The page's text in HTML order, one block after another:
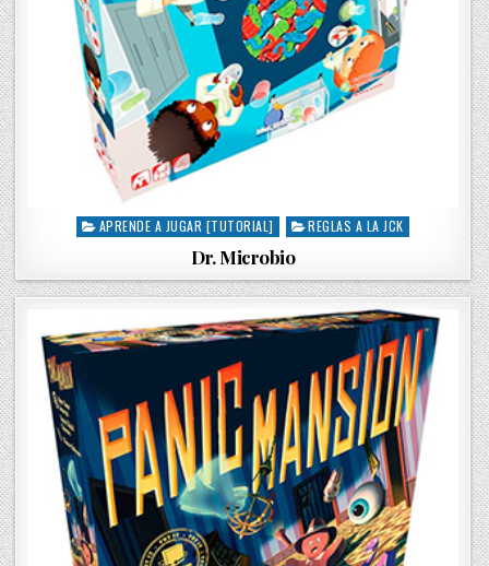
P
t
d
i
n
APRENDE A JUGAR [TUTORIAL] REGLAS A LA JCK
Dr. Microbio